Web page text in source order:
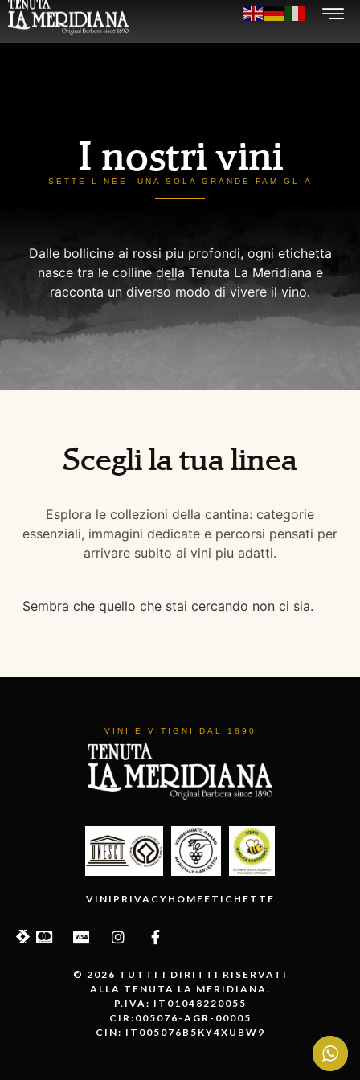
I nostri vini
SETTE LINEE, UNA SOLA GRANDE FAMIGLIA
Dalle bollicine ai rossi piu profondi, ogni etichetta
nasce tra le colline della Tenuta La Meridiana e
racconta un diverso modo di vivere il vino.
Scegli la tua linea
Esplora le collezioni della cantina: categorie
essenziali, immagini dedicate e percorsi pensati per
arrivare subito ai vini piu adatti.
Sembra che quello che stai cercando non ci sia.
VINI E VITIGNI DAL 1890
VINI PRIVACY HOME ETICHETTE
© 2026 TUTTI I DIRITTI RISERVATI
ALLA TENUTA LA MERIDIANA.
P.IVA: IT01048220055
CIR:005076-AGR-00005
CIN: IT005076B5KY4XUBW9